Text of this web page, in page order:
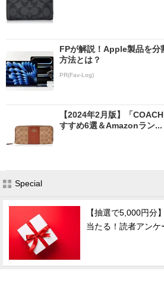
FPが解説！Apple製品を分
方法とは？
PR(Fav-Log)
【2024年2月版】「
すすめ6選＆Amazonラン...
Special
【抽選で5,000円分
当たる！読者アンケ